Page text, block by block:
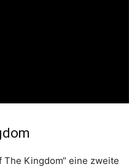
The Kingdom“ eine zweite